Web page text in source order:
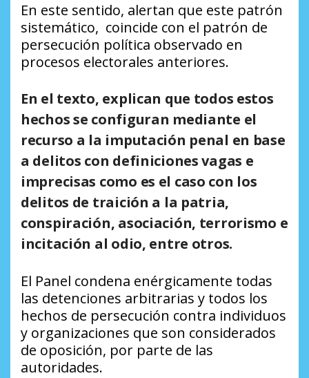
En este sentido, alertan que este patrón
sistemático, coincide con el patrón de
persecución política observado en
procesos electorales anteriores.
En el texto, explican que todos estos
hechos se configuran mediante el
recurso a la imputación penal en base
a delitos con definiciones vagas e
imprecisas como es el caso con los
delitos de traición a la patria,
conspiración, asociación, terrorismo e
incitación al odio, entre otros.
El Panel condena enérgicamente todas
las detenciones arbitrarias y todos los
hechos de persecución contra individuos
y organizaciones que son considerados
de oposición, por parte de las
autoridades.